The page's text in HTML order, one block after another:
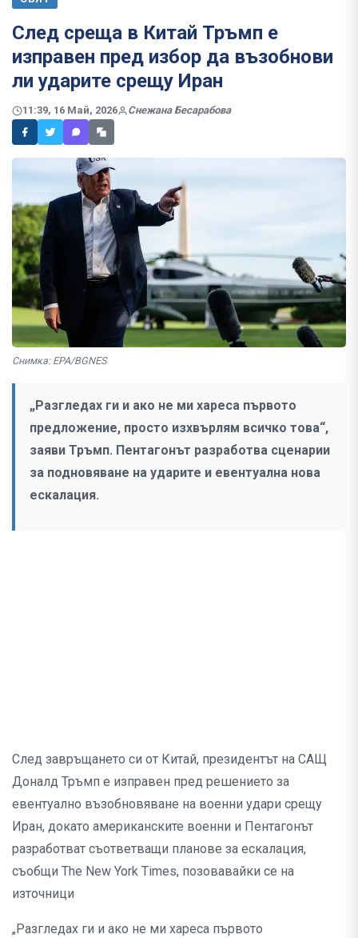
След среща в Китай Тръмп е
изправен пред избор да възобнови
ли ударите срещу Иран
11:39, 16 Май, 2026 Снежана Бесарабова
Снимка: EPA/BGNES
„Разгледах ги и ако не ми хареса първото
предложение, просто изхвърлям всичко това“,
заяви Тръмп. Пентагонът разработва сценарии
за подновяване на ударите и евентуална нова
ескалация.
След завръщането си от Китай, президентът на САЩ
Доналд Тръмп е изправен пред решението за
евентуално възобновяване на военни удари срещу
Иран, докато американските военни и Пентагонът
разработват съответващи планове за ескалация,
съобщи The New York Times, позовавайки се на
източници
„Разгледах ги и ако не ми хареса първото